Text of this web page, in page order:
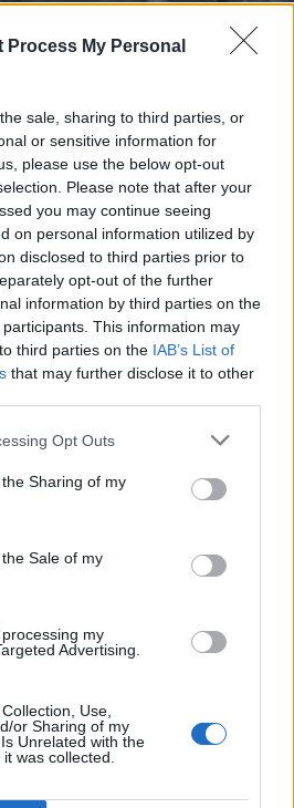
Process My Personal
sale, sharing to third parties, or
or sensitive information for
please use the below opt-out
Please note that after your
you may continue seeing
on personal information utilized by
disclosed to third parties prior to
opt-out of the further
information by third parties on the
participants. This information may
third parties on the IAB’s List of
that may further disclose it to other
Opt Outs
Sharing of my
Sale of my
my
Advertising.
Use,
or Sharing of my
Unrelated with the
was collected.
szombat
videóval